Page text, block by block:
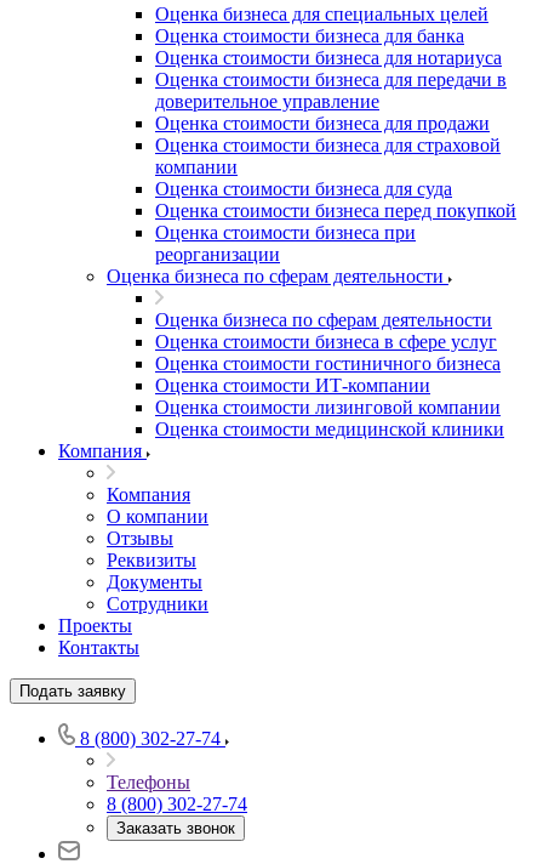
Оценка бизнеса для специальных целей
Оценка стоимости бизнеса для банка
Оценка стоимости бизнеса для нотариуса
Оценка стоимости бизнеса для передачи в
доверительное управление
Оценка стоимости бизнеса для продажи
Оценка стоимости бизнеса для страховой
компании
Оценка стоимости бизнеса для суда
Оценка стоимости бизнеса перед покупкой
Оценка стоимости бизнеса при
реорганизации
Оценка бизнеса по сферам деятельности
Оценка бизнеса по сферам деятельности
Оценка стоимости бизнеса в сфере услуг
Оценка стоимости гостиничного бизнеса
Оценка стоимости ИТ-компании
Оценка стоимости лизинговой компании
Оценка стоимости медицинской клиники
Компания
Компания
О компании
Отзывы
Реквизиты
Документы
Сотрудники
Проекты
Контакты
Подать заявку
8 (800) 302-27-74
Телефоны
8 (800) 302-27-74
Заказать звонок
Борисоглебск
Бугуруслан
Бузулук
Буй
Буйнакск
Бутурлиновка
Великие Луки
Великий Новгород